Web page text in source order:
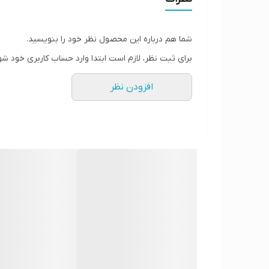
شما هم درباره این محصول نظر خود را بنویسید.
برای ثبت نظر، لازم است ابتدا وارد حساب کاربری خود
افزودن نظر